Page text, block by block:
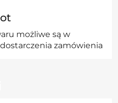
możliwe są w
zamówienia